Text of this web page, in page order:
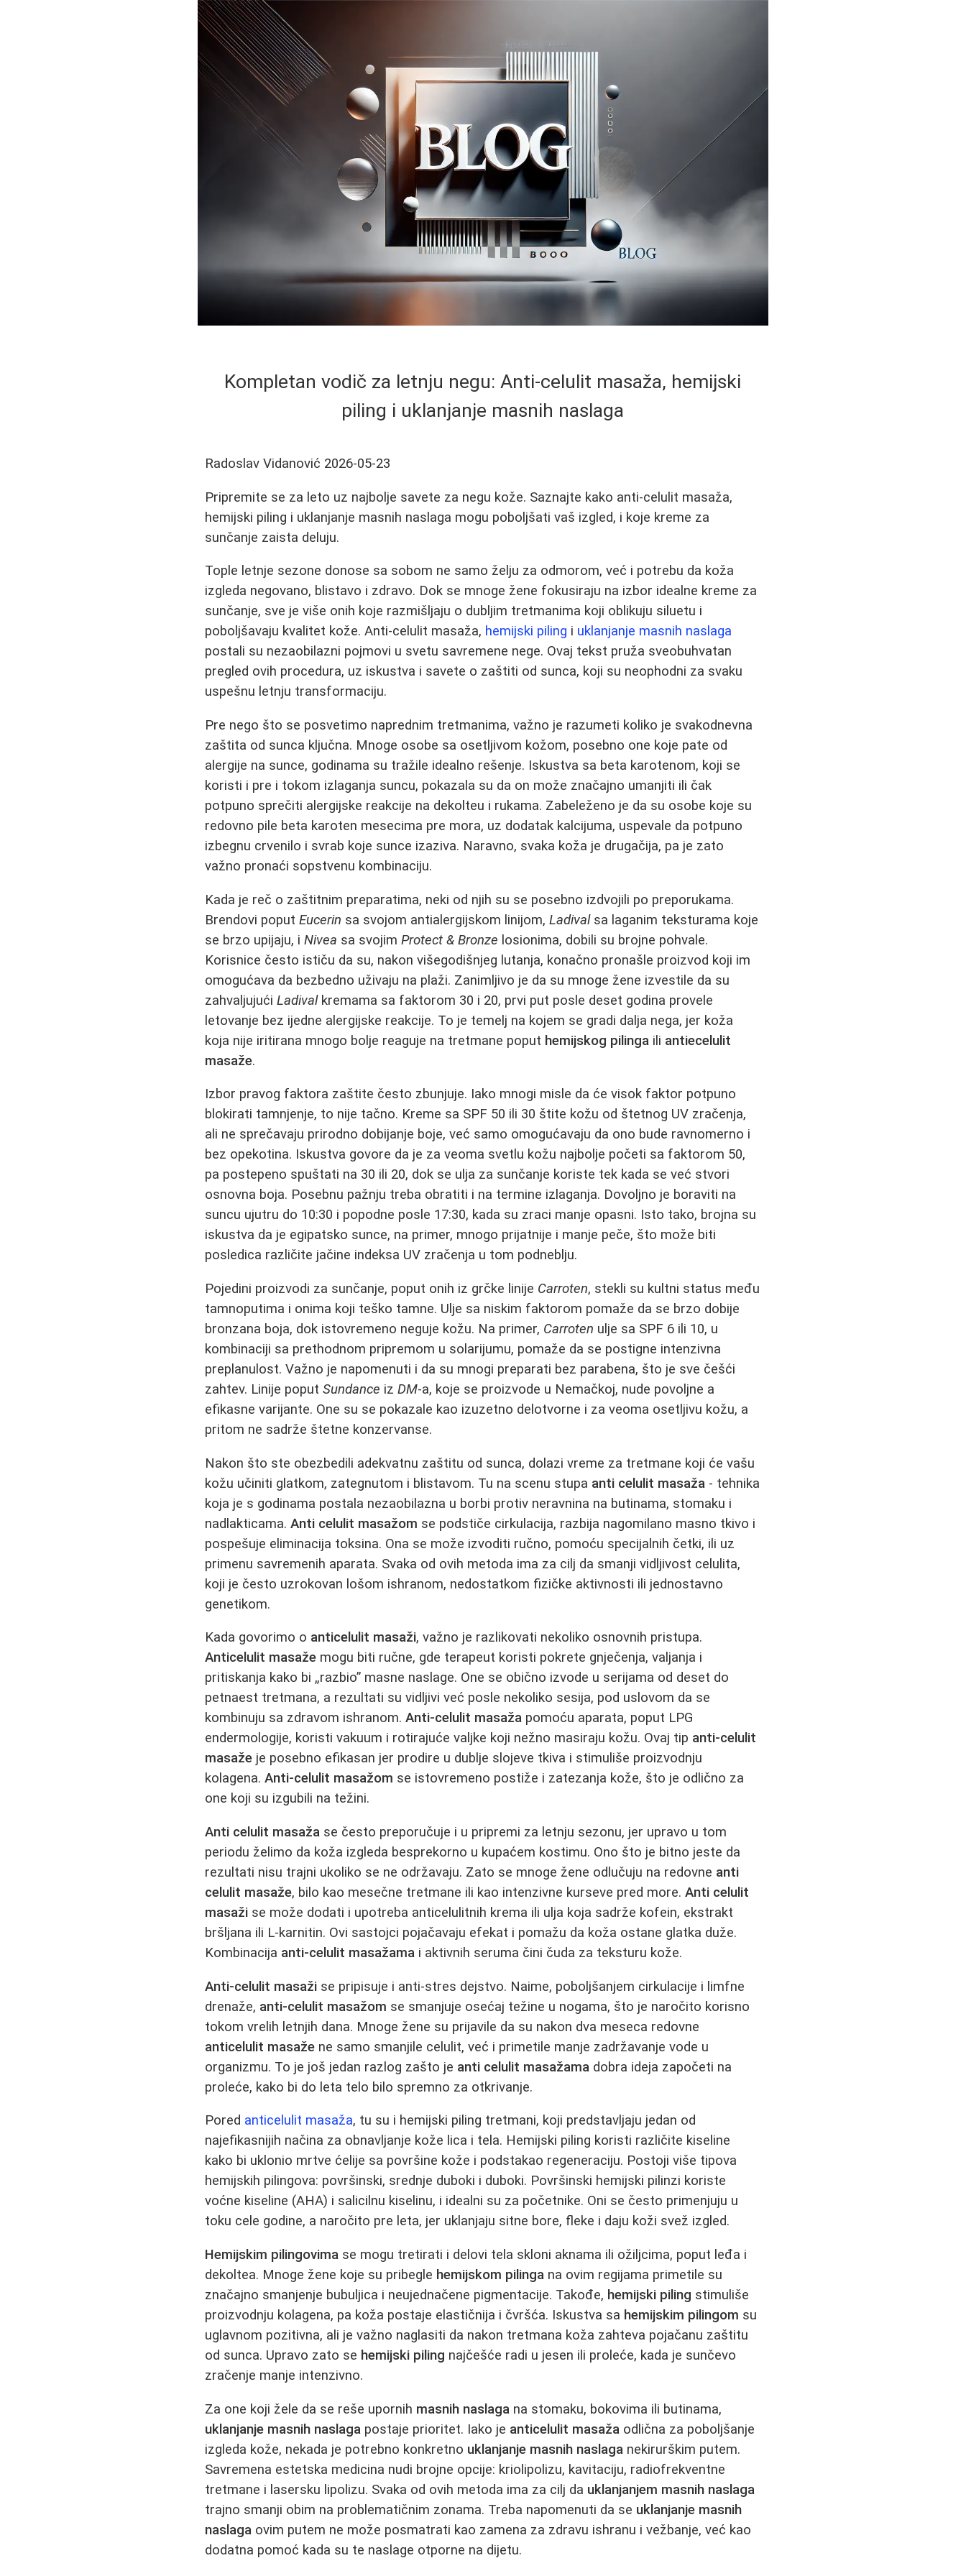
Kompletan vodič za letnju negu: Anti-celulit masaža, hemijski
piling i uklanjanje masnih naslaga
Radoslav Vidanović 2026-05-23
Pripremite se za leto uz najbolje savete za negu kože. Saznajte kako anti-celulit masaža,
hemijski piling i uklanjanje masnih naslaga mogu poboljšati vaš izgled, i koje kreme za
sunčanje zaista deluju.
Tople letnje sezone donose sa sobom ne samo želju za odmorom, već i potrebu da koža
izgleda negovano, blistavo i zdravo. Dok se mnoge žene fokusiraju na izbor idealne kreme za
sunčanje, sve je više onih koje razmišljaju o dubljim tretmanima koji oblikuju siluetu i
poboljšavaju kvalitet kože. Anti-celulit masaža, hemijski piling i uklanjanje masnih naslaga
postali su nezaobilazni pojmovi u svetu savremene nege. Ovaj tekst pruža sveobuhvatan
pregled ovih procedura, uz iskustva i savete o zaštiti od sunca, koji su neophodni za svaku
uspešnu letnju transformaciju.
Pre nego što se posvetimo naprednim tretmanima, važno je razumeti koliko je svakodnevna
zaštita od sunca ključna. Mnoge osobe sa osetljivom kožom, posebno one koje pate od
alergije na sunce, godinama su tražile idealno rešenje. Iskustva sa beta karotenom, koji se
koristi i pre i tokom izlaganja suncu, pokazala su da on može značajno umanjiti ili čak
potpuno sprečiti alergijske reakcije na dekolteu i rukama. Zabeleženo je da su osobe koje su
redovno pile beta karoten mesecima pre mora, uz dodatak kalcijuma, uspevale da potpuno
izbegnu crvenilo i svrab koje sunce izaziva. Naravno, svaka koža je drugačija, pa je zato
važno pronaći sopstvenu kombinaciju.
Kada je reč o zaštitnim preparatima, neki od njih su se posebno izdvojili po preporukama.
Brendovi poputEucerin sa svojom antialergijskom linijom,Ladivalsa laganim teksturama koje
se brzo upijaju, iNivea sa svojimProtect & Bronze losionima, dobili su brojne pohvale.
Korisnice često ističu da su, nakon višegodišnjeg lutanja, konačno pronašle proizvod koji im
omogućava da bezbedno uživaju na plaži. Zanimljivo je da su mnoge žene izvestile da su
zahvaljujućiLadivalkremama sa faktorom 30 i 20, prvi put posle deset godina provele
letovanje bez ijedne alergijske reakcije. To je temelj na kojem se gradi dalja nega, jer koža
koja nije iritirana mnogo bolje reaguje na tretmane poput hemijskog pilinga ili antiecelulit
masaže.
Izbor pravog faktora zaštite često zbunjuje. Iako mnogi misle da će visok faktor potpuno
blokirati tamnjenje, to nije tačno. Kreme sa SPF 50 ili 30 štite kožu od štetnog UV zračenja,
ali ne sprečavaju prirodno dobijanje boje, već samo omogućavaju da ono bude ravnomerno i
bez opekotina. Iskustva govore da je za veoma svetlu kožu najbolje početi sa faktorom 50,
pa postepeno spuštati na 30 ili 20, dok se ulja za sunčanje koriste tek kada se već stvori
osnovna boja. Posebnu pažnju treba obratiti i na termine izlaganja. Dovoljno je boraviti na
suncu ujutru do 10:30 i popodne posle 17:30, kada su zraci manje opasni. Isto tako, brojna su
iskustva da je egipatsko sunce, na primer, mnogo prijatnije i manje peče, što može biti
posledica različite jačine indeksa UV zračenja u tom podneblju.
Pojedini proizvodi za sunčanje, poput onih iz grčke linije Carroten, stekli su kultni status među
tamnoputima i onima koji teško tamne. Ulje sa niskim faktorom pomaže da se brzo dobije
bronzana boja, dok istovremeno neguje kožu. Na primer, Carroten ulje sa SPF 6 ili 10, u
kombinaciji sa prethodnom pripremom u solarijumu, pomaže da se postigne intenzivna
preplanulost. Važno je napomenuti i da su mnogi preparati bez parabena, što je sve češći
zahtev. Linije poputSundance izDM-a, koje se proizvode u Nemačkoj, nude povoljne a
efikasne varijante. One su se pokazale kao izuzetno delotvorne i za veoma osetljivu kožu, a
pritom ne sadrže štetne konzervanse.
Nakon što ste obezbedili adekvatnu zaštitu od sunca, dolazi vreme za tretmane koji će vašu
kožu učiniti glatkom, zategnutom i blistavom. Tu na scenu stupa anti celulit masaža - tehnika
koja je s godinama postala nezaobilazna u borbi protiv neravnina na butinama, stomaku i
nadlakticama.Anti celulit masažom se podstiče cirkulacija, razbija nagomilano masno tkivo i
pospešuje eliminacija toksina. Ona se može izvoditi ručno, pomoću specijalnih četki, ili uz
primenu savremenih aparata. Svaka od ovih metoda ima za cilj da smanji vidljivost celulita,
koji je često uzrokovan lošom ishranom, nedostatkom fizičke aktivnosti ili jednostavno
genetikom.
Kada govorimo o anticelulit masaži, važno je razlikovati nekoliko osnovnih pristupa.
Anticelulit masaže mogu biti ručne, gde terapeut koristi pokrete gnječenja, valjanja i
pritiskanja kako bi „razbio” masne naslage. One se obično izvode u serijama od deset do
petnaest tretmana, a rezultati su vidljivi već posle nekoliko sesija, pod uslovom da se
kombinuju sa zdravom ishranom.Anti-celulit masaža pomoću aparata, poput LPG
endermologije, koristi vakuum i rotirajuće valjke koji nežno masiraju kožu. Ovaj tip anti-celulit
masaže je posebno efikasan jer prodire u dublje slojeve tkiva i stimuliše proizvodnju
kolagena.Anti-celulit masažom se istovremeno postiže i zatezanja kože, što je odlično za
one koji su izgubili na težini.
Anti celulit masaža se često preporučuje i u pripremi za letnju sezonu, jer upravo u tom
periodu želimo da koža izgleda besprekorno u kupaćem kostimu. Ono što je bitno jeste da
rezultati nisu trajni ukoliko se ne održavaju. Zato se mnoge žene odlučuju na redovne anti
celulit masaže, bilo kao mesečne tretmane ili kao intenzivne kurseve pred more.Anti celulit
masaži se može dodati i upotreba anticelulitnih krema ili ulja koja sadrže kofein, ekstrakt
bršljana ili L-karnitin. Ovi sastojci pojačavaju efekat i pomažu da koža ostane glatka duže.
Kombinacija anti-celulit masažama i aktivnih seruma čini čuda za teksturu kože.
Anti-celulit masaži se pripisuje i anti-stres dejstvo. Naime, poboljšanjem cirkulacije i limfne
drenaže, anti-celulit masažom se smanjuje osećaj težine u nogama, što je naročito korisno
tokom vrelih letnjih dana. Mnoge žene su prijavile da su nakon dva meseca redovne
anticelulit masaže ne samo smanjile celulit, već i primetile manje zadržavanje vode u
organizmu. To je još jedan razlog zašto je anti celulit masažama dobra ideja započeti na
proleće, kako bi do leta telo bilo spremno za otkrivanje.
Pored anticelulit masaža, tu su i hemijski piling tretmani, koji predstavljaju jedan od
najefikasnijih načina za obnavljanje kože lica i tela. Hemijski piling koristi različite kiseline
kako bi uklonio mrtve ćelije sa površine kože i podstakao regeneraciju. Postoji više tipova
hemijskih pilingova: površinski, srednje duboki i duboki. Površinski hemijski pilinzi koriste
voćne kiseline (AHA) i salicilnu kiselinu, i idealni su za početnike. Oni se često primenjuju u
toku cele godine, a naročito pre leta, jer uklanjaju sitne bore, fleke i daju koži svež izgled.
Hemijskim pilingovima se mogu tretirati i delovi tela skloni aknama ili ožiljcima, poput leđa i
dekoltea. Mnoge žene koje su pribegle hemijskom pilinga na ovim regijama primetile su
značajno smanjenje bubuljica i neujednačene pigmentacije. Takođe, hemijski piling stimuliše
proizvodnju kolagena, pa koža postaje elastičnija i čvršća. Iskustva sa hemijskim pilingom su
uglavnom pozitivna, ali je važno naglasiti da nakon tretmana koža zahteva pojačanu zaštitu
od sunca. Upravo zato se hemijski piling najčešće radi u jesen ili proleće, kada je sunčevo
zračenje manje intenzivno.
Za one koji žele da se reše upornih masnih naslaga na stomaku, bokovima ili butinama,
uklanjanje masnih naslaga postaje prioritet. Iako je anticelulit masaža odlična za poboljšanje
izgleda kože, nekada je potrebno konkretno uklanjanje masnih naslaga nekirurškim putem.
Savremena estetska medicina nudi brojne opcije: kriolipolizu, kavitaciju, radiofrekventne
tretmane i lasersku lipolizu. Svaka od ovih metoda ima za cilj da uklanjanjem masnih naslaga
trajno smanji obim na problematičnim zonama. Treba napomenuti da se uklanjanje masnih
naslaga ovim putem ne može posmatrati kao zamena za zdravu ishranu i vežbanje, već kao
dodatna pomoć kada su te naslage otporne na dijetu.